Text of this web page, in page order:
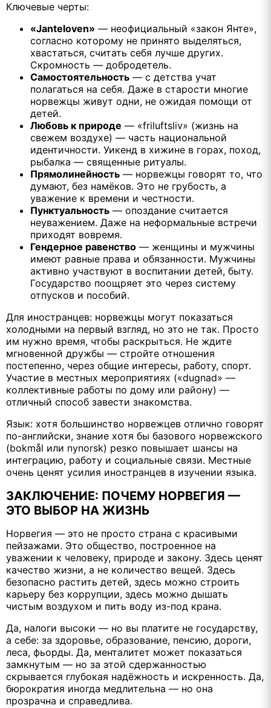
Ключевые черты:
«Janteloven» — неофициальный «закон Янте»,
согласно которому не принято выделяться,
хвастаться, считать себя лучше других.
Скромность — добродетель.
Самостоятельность — с детства учат
полагаться на себя. Даже в старости многие
норвежцы живут одни, не ожидая помощи от
детей.
Любовь к природе — «friluftsliv» (жизнь на
свежем воздухе) — часть национальной
идентичности. Уикенд в хижине в горах, поход,
рыбалка — священные ритуалы.
Прямолинейность — норвежцы говорят то, что
думают, без намёков. Это не грубость, а
уважение к времени и честности.
Пунктуальность — опоздание считается
неуважением. Даже на неформальные встречи
приходят вовремя.
Гендерное равенство — женщины и мужчины
имеют равные права и обязанности. Мужчины
активно участвуют в воспитании детей, быту.
Государство поощряет это через систему
отпусков и пособий.
Для иностранцев: норвежцы могут показаться
холодными на первый взгляд, но это не так. Просто
им нужно время, чтобы раскрыться. Не ждите
мгновенной дружбы — стройте отношения
постепенно, через общие интересы, работу, спорт.
Участие в местных мероприятиях («dugnad» —
коллективные работы по дому или району) —
отличный способ завести знакомства.
Язык: хотя большинство норвежцев отлично говорят
по-английски, знание хотя бы базового норвежского
(bokmål или nynorsk) резко повышает шансы на
интеграцию, работу и социальные связи. Местные
очень ценят усилия иностранцев в изучении языка.
ЗАКЛЮЧЕНИЕ: ПОЧЕМУ НОРВЕГИЯ —
ЭТО ВЫБОР НА ЖИЗНЬ
Норвегия — это не просто страна с красивыми
пейзажами. Это общество, построенное на
уважении к человеку, природе и закону. Здесь ценят
качество жизни, а не количество вещей. Здесь
безопасно растить детей, здесь можно строить
карьеру без коррупции, здесь можно дышать
чистым воздухом и пить воду из-под крана.
Да, налоги высоки — но вы платите не государству,
а себе: за здоровье, образование, пенсию, дороги,
леса, фьорды. Да, менталитет может показаться
замкнутым — но за этой сдержанностью
скрывается глубокая надёжность и искренность. Да,
бюрократия иногда медлительна — но она
прозрачна и справедлива.